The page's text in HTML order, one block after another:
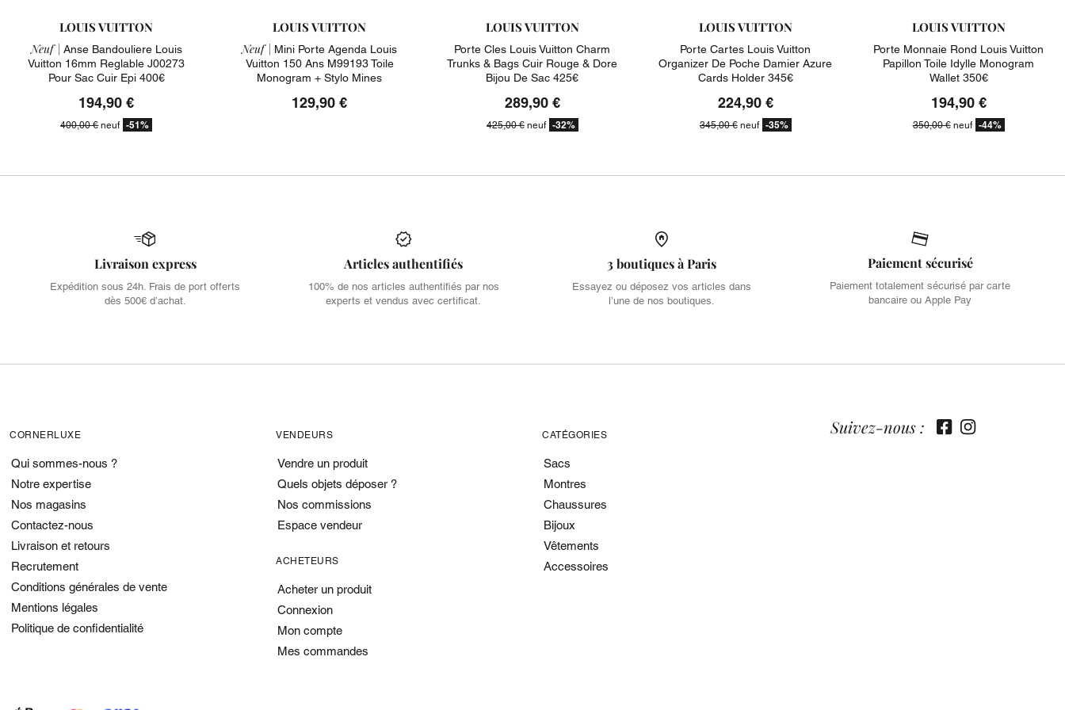
LOUIS VUITTON
Neuf | Anse Bandouliere Louis
Vuitton 16mm Reglable J00273
Pour Sac Cuir Epi 400€
194,90 €
400,00 €neuf -51%
LOUIS VUITTON
Neuf | Mini Porte Agenda Louis
Vuitton 150 Ans M99193 Toile
Monogram + Stylo Mines
129,90 €
LOUIS VUITTON
Porte Cles Louis Vuitton Charm
Trunks & Bags Cuir Rouge & Dore
Bijou De Sac 425€
289,90 €
425,00 €neuf -32%
LOUIS VUITTON
Porte Cartes Louis Vuitton
Organizer De Poche Damier Azure
Cards Holder 345€
224,90 €
345,00 €neuf -35%
LOUIS VUITTON
Porte Monnaie Rond Louis Vuitton
Papillon Toile Idylle Monogram
Wallet 350€
194,90 €
350,00 €neuf -44%
Livraison express
Expédition sous 24h. Frais de port offerts
dès 500€ d’achat.
Articles authentifiés
100% de nos articles authentifiés par nos
experts et vendus avec certificat.
3 boutiques à Paris
Essayez ou déposez vos articles dans
l’une de nos boutiques.
Paiement sécurisé
Paiement totalement sécurisé par carte
bancaire ou Apple Pay
CORNERLUXE
Qui sommes-nous ?
Notre expertise
Nos magasins
Contactez-nous
Livraison et retours
Recrutement
Conditions générales de vente
Mentions légales
Politique de confidentialité
VENDEURS
Vendre un produit
Quels objets déposer ?
Nos commissions
Espace vendeur
ACHETEURS
Acheter un produit
Connexion
Mon compte
Mes commandes
CATÉGORIES
Sacs
Montres
Chaussures
Bijoux
Vêtements
Accessoires
Suivez-nous :